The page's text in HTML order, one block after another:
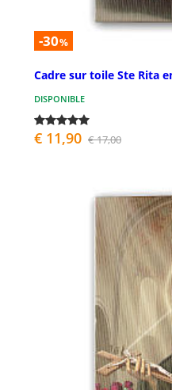
-30%
Cadre sur toile Ste Rita
DISPONIBLE
€ 11,90 € 17,00